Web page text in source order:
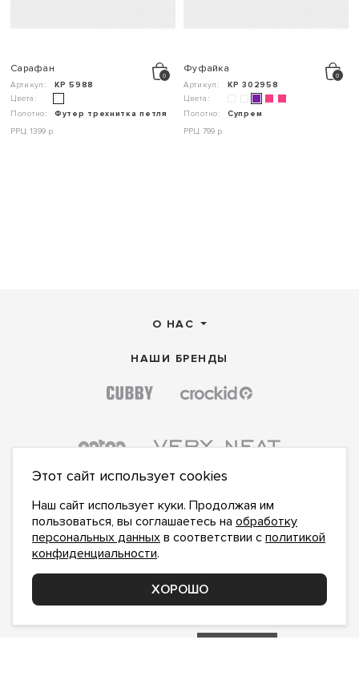
Сарафан
Артикул:
КР 5988
Цвета:
Полотно:
Футер трехнитка петля
РРЦ: 1399 р.
Фуфайка
Артикул:
КР 302958
Цвета:
Полотно:
Супрем
РРЦ: 799 р.
О НАС
НАШИ БРЕНДЫ
ПОДПИСАТЬСЯ НА НОВОСТИ:
сполитикой конфиденциальностиознакомлен и
Этот сайт использует cookies
Наш сайт использует куки. Продолжая им
пользоваться, вы соглашаетесь на обработку
персональных данных в соответствии с политикой
конфиденциальности.
ХОРОШО